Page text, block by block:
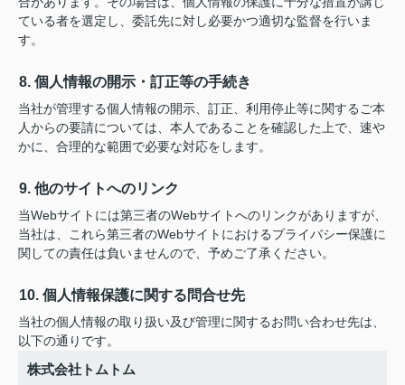
ている者を選定し、委託先に対し必要かつ適切な監督を行いま
す。
8. 個人情報の開示・訂正等の手続き
当社が管理する個人情報の開示、訂正、利用停止等に関するご本
人からの要請については、本人であることを確認した上で、速や
かに、合理的な範囲で必要な対応をします。
9. 他のサイトへのリンク
当Webサイトには第三者のWebサイトへのリンクがありますが、
当社は、これら第三者のWebサイトにおけるプライバシー保護に
関しての責任は負いませんので、予めご了承ください。
10. 個人情報保護に関する問合せ先
当社の個人情報の取り扱い及び管理に関するお問い合わせ先は、
以下の通りです。
株式会社トムトム